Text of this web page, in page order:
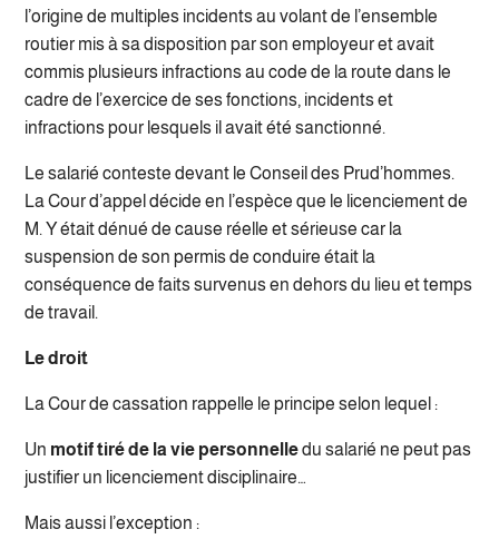
l’origine de multiples incidents au volant de l’ensemble
routier mis à sa disposition par son employeur et avait
commis plusieurs infractions au code de la route dans le
cadre de l’exercice de ses fonctions, incidents et
infractions pour lesquels il avait été sanctionné.
Le salarié conteste devant le Conseil des Prud’hommes.
La Cour d’appel décide en l’espèce que le licenciement de
M. Y était dénué de cause réelle et sérieuse car la
suspension de son permis de conduire était la
conséquence de faits survenus en dehors du lieu et temps
de travail.
Le droit
La Cour de cassation rappelle le principe selon lequel :
Un motif tiré de la vie personnelledu salarié ne peut pas
justifier un licenciement disciplinaire…
Mais aussi l’exception :